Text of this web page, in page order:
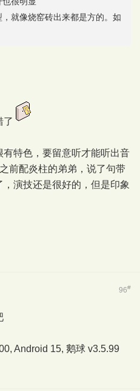
就像烧窑砖出来都是方的。如
了
特色，要留意听才能听出音
前配炎柱的弟弟，说了句带
演技还是很好的，但是印象
96#
Android 15, 鹅球 v3.5.99